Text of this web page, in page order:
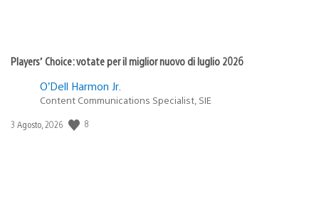
Players’ Choice: votate per il miglior nuovo di luglio 2026
O’Dell Harmon Jr.
Content Communications Specialist, SIE
Data
3 Agosto, 2026 8